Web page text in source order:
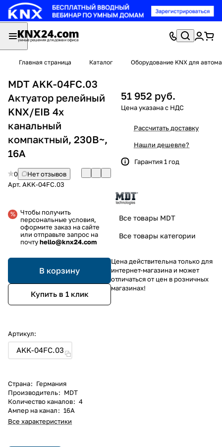
Главная страница Каталог Оборудование KNX для
MDT AKK-04FC.03
Актуатор релейный
KNX/EIB 4x
канальный
компактный, 230В~,
16A
0
Нет отзывов
Арт. AKK-04FC.03
Чтобы получить
персональные условия,
оформите заказ на сайте
или отправьте запрос на
почтуhello@knx24.com
В корзину
Купить в 1 клик
Артикул:
AKK-04FC.03
Страна: Германия
Производитель: MDT
Количество каналов: 4
Ампер на канал: 16А
Все характеристики
51 952 руб.
Рассчитать доставку
Нашли дешевле?
Гарантия 1 год
Все товары MDT
Все товары категории
Цена действительна только для
интернет-магазина и может
отличаться от цен в розничных
магазинах!